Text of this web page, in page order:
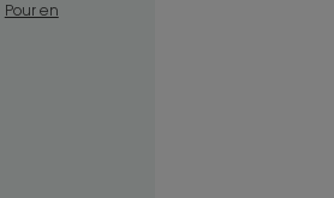
Pour en